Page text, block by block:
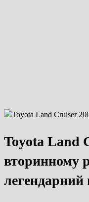
Toyota Land
вторинному